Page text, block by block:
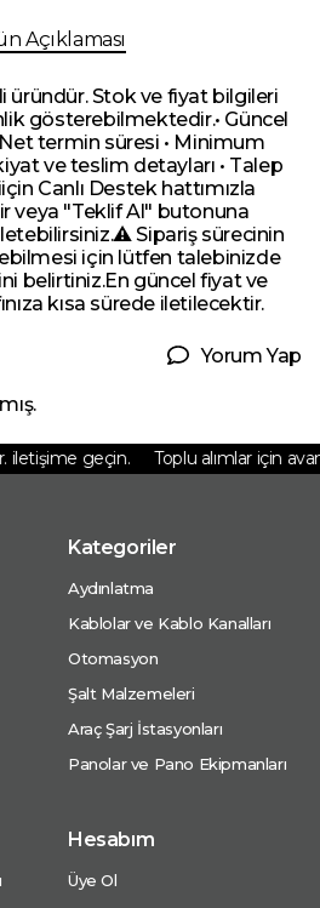
Açıklaması
üründür. Stok ve fiyat bilgileri
gösterebilmektedir.• Güncel
termin süresi • Minimum
ve teslim detayları • Talep
Canlı Destek hattımızla
veya "Teklif Al" butonuna
Sipariş sürecinin
için lütfen talebinizde
belirtiniz.En güncel fiyat ve
kısa sürede iletilecektir.
Yorum Yap
iletişime geçin. Toplu alımlar için
Kategoriler
Aydınlatma
Kablolar ve Kablo Kanalları
Otomasyon
Şalt Malzemeleri
Araç Şarj İstasyonları
Panolar ve Pano Ekipmanları
Hesabım
Üye Ol